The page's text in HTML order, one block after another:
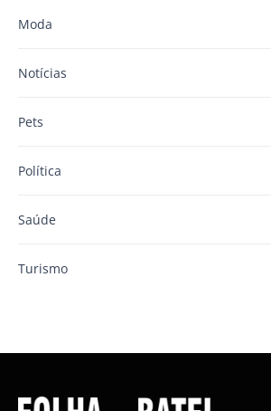
Moda
Notícias
Pets
Política
Saúde
Turismo